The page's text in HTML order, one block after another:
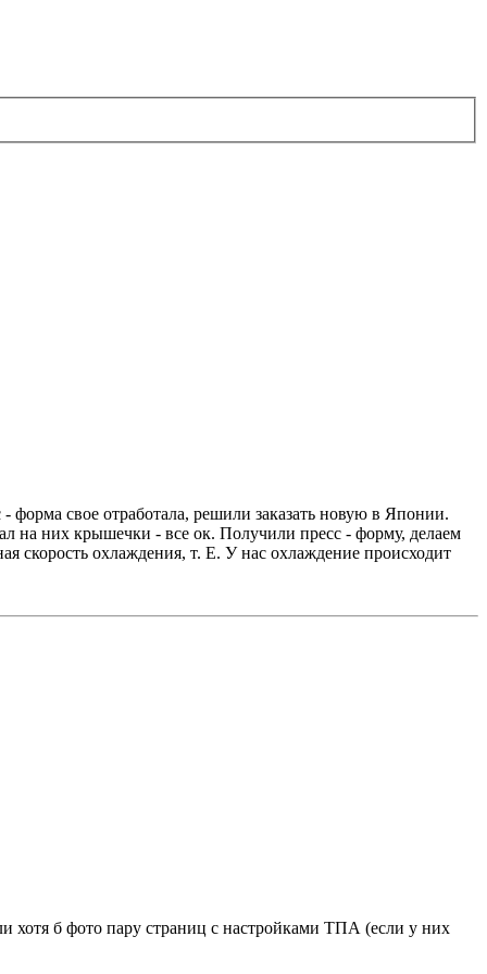
свое отработала, решили заказать новую в Японии.
на них крышечки - все ок. Получили пресс - форму, делаем
скорость охлаждения, т. Е. У нас охлаждение происходит
хотя б фото пару страниц с настройками ТПА (если у них